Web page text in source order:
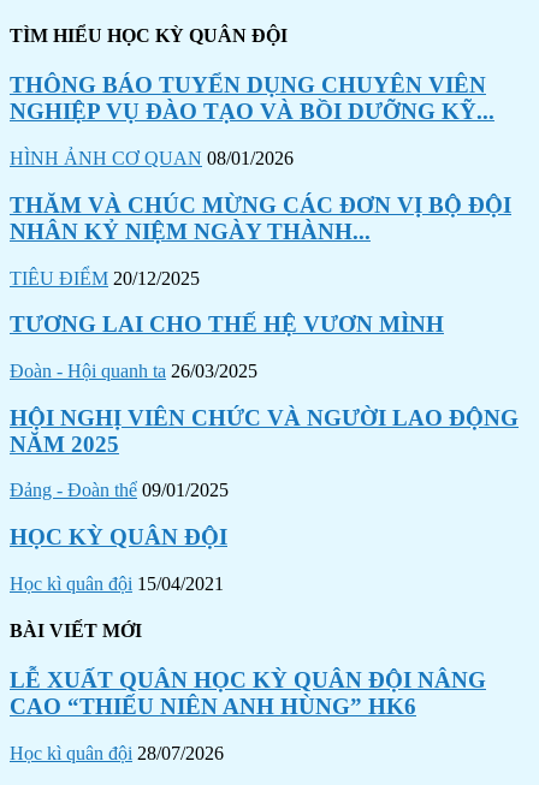
TÌM HIỂU HỌC KỲ QUÂN ĐỘI
THÔNG BÁO TUYỂN DỤNG CHUYÊN VIÊN
NGHIỆP VỤ ĐÀO TẠO VÀ BỒI DƯỠNG KỸ...
HÌNH ẢNH CƠ QUAN 08/01/2026
THĂM VÀ CHÚC MỪNG CÁC ĐƠN VỊ BỘ ĐỘI
NHÂN KỶ NIỆM NGÀY THÀNH...
TIÊU ĐIỂM 20/12/2025
TƯƠNG LAI CHO THẾ HỆ VƯƠN MÌNH
Đoàn - Hội quanh ta 26/03/2025
HỘI NGHỊ VIÊN CHỨC VÀ NGƯỜI LAO ĐỘNG
NĂM 2025
Đảng - Đoàn thể 09/01/2025
HỌC KỲ QUÂN ĐỘI
Học kì quân đội 15/04/2021
BÀI VIẾT MỚI
LỄ XUẤT QUÂN HỌC KỲ QUÂN ĐỘI NÂNG
CAO “THIẾU NIÊN ANH HÙNG” HK6
Học kì quân đội 28/07/2026